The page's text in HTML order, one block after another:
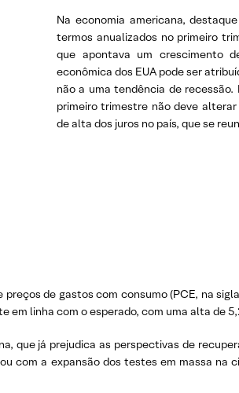
Na economia americana,
termos anualizados no primeiro
que apontava um crescimento
econômica dos EUA pode ser
não a uma tendência de
primeiro trimestre não deve
de alta dos juros no país, que se
de gastos com consumo (PCE, na
linha com o esperado, com uma alta de
que já prejudica as perspectivas de
com a expansão dos testes em massa na